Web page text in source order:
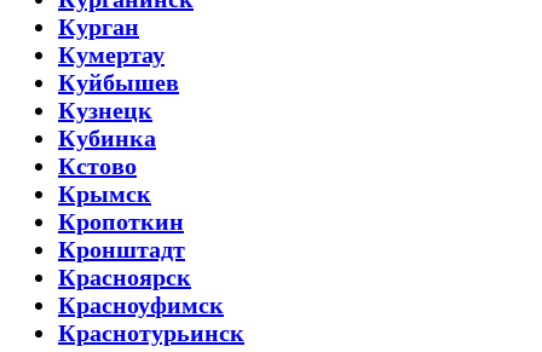
Курган
Кумертау
Куйбышев
Кузнецк
Кубинка
Кстово
Крымск
Кропоткин
Кронштадт
Красноярск
Красноуфимск
Краснотурьинск